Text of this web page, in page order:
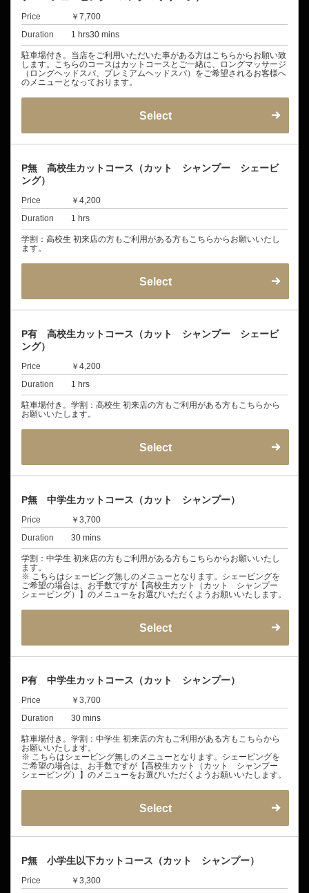
Price
￥7,700
Duration
1 hrs30 mins
駐車場付き。当店をご利用いただいた事がある方はこちらからお願い致
します。こちらのコースはカットコースとご一緒に、ロングマッサージ
（ロングヘッドスパ、プレミアムヘッドスパ）をご希望されるお客様へ
のメニューとなっております。
Select
P無 高校生カットコース（カット シャンプー シェービ
ング）
Price
￥4,200
Duration
1 hrs
学割：高校生 初来店の方もご利用がある方もこちらからお願いいたし
ます。
Select
P有 高校生カットコース（カット シャンプー シェービ
ング）
Price
￥4,200
Duration
1 hrs
駐車場付き。学割：高校生 初来店の方もご利用がある方もこちらから
お願いいたします。
Select
P無 中学生カットコース（カット シャンプー）
Price
￥3,700
Duration
30 mins
学割：中学生 初来店の方もご利用がある方もこちらからお願いいたし
ます。
※ こちらはシェービング無しのメニューとなります。シェービングを
ご希望の場合は、お手数ですが【高校生カット（カット シャンプー
シェービング）】のメニューをお選びいただくようお願いいたします。
Select
P有 中学生カットコース（カット シャンプー）
Price
￥3,700
Duration
30 mins
駐車場付き。学割：中学生 初来店の方もご利用がある方もこちらから
お願いいたします。
※ こちらはシェービング無しのメニューとなります。シェービングを
ご希望の場合は、お手数ですが【高校生カット（カット シャンプー
シェービング）】のメニューをお選びいただくようお願いいたします。
Select
P無 小学生以下カットコース（カット シャンプー）
Price
￥3,300